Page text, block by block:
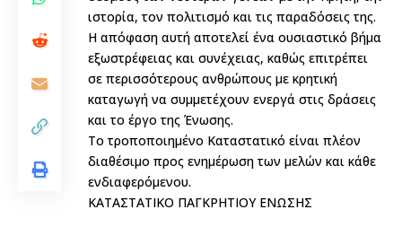
ιστορία, τον πολιτισμό και τις παραδόσεις της.
Η απόφαση αυτή αποτελεί ένα ουσιαστικό βήμα
εξωστρέφειας και συνέχειας, καθώς επιτρέπει
σε περισσότερους ανθρώπους με κρητική
καταγωγή να συμμετέχουν ενεργά στις δράσεις
και το έργο της Ένωσης.
Το τροποποιημένο Καταστατικό είναι πλέον
διαθέσιμο προς ενημέρωση των μελών και κάθε
ενδιαφερόμενου.
ΚΑΤΑΣΤΑΤΙΚΟ ΠΑΓΚΡΗΤΙΟΥ ΕΝΩΣΗΣ